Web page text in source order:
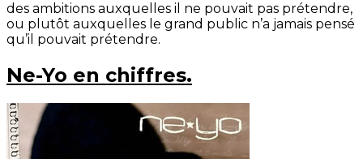
des ambitions auxquelles il ne pouvait pas prétendre,
ou plutôt auxquelles le grand public n’a jamais pensé
qu’il pouvait prétendre.
Ne-Yo en chiffres.